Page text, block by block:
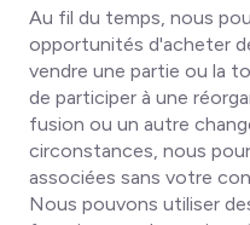
Au fil du temps, nous
opportunités d'acheter
vendre une partie ou la
de participer à une
fusion ou un autre
circonstances, nous
associées sans votre
Nous pouvons utiliser